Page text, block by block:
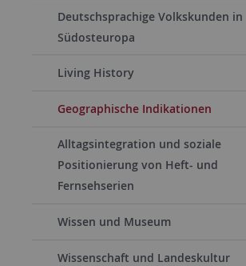
Deutschsprachige Volkskunden in
Südosteuropa
Living History
Geographische Indikationen
Alltagsintegration und soziale
Positionierung von Heft- und
Fernsehserien
Wissen und Museum
Wissenschaft und Landeskultur